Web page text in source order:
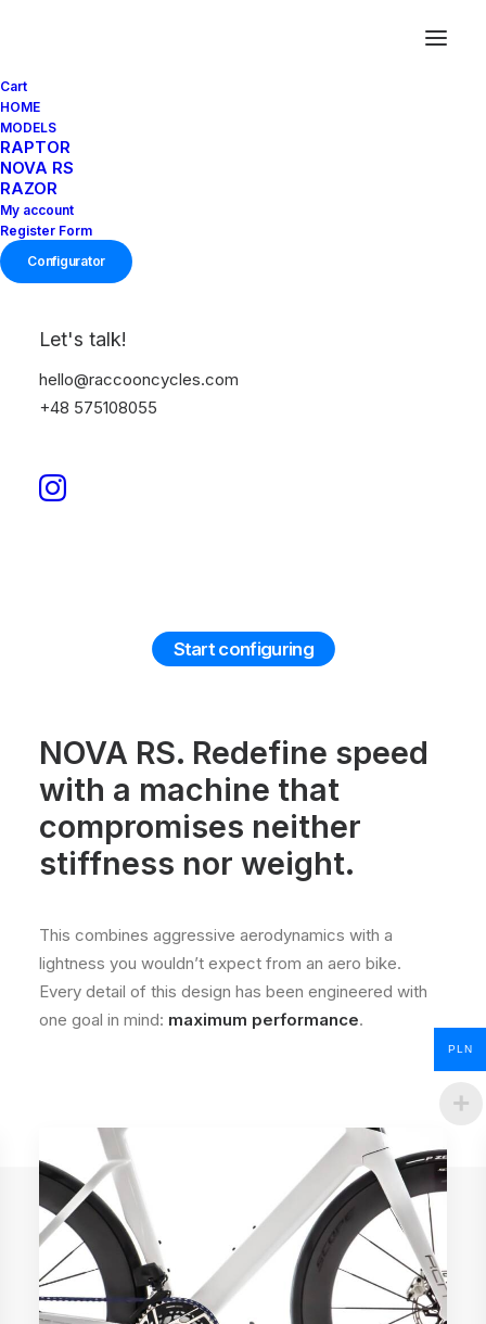
Cart
HOME
MODELS
RAPTOR
NOVA RS
RAZOR
My account
Register Form
Configurator
Let's talk!
hello@raccooncycles.com
+48 575108055
button
to
enter
the
configurator
(next
element)
Start configuring
NOVA RS. Redefine speed
with a machine that
compromises neither
stiffness nor weight.
This combines aggressive aerodynamics with a
lightness you wouldn’t expect from an aero bike.
Every detail of this design has been engineered with
one goal in mind: maximum performance.
PLN